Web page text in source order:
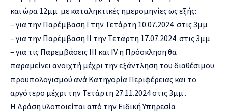
και ώρα 12μμ με καταληκτικές ημερομηνίες ως εξής:
– για την Παρέμβαση Ι την Τετάρτη 10.07.2024 στις 3μμ
– για την Παρέμβαση ΙΙ την Τετάρτη 17.07.2024 στις 3μμ
– για τις Παρεμβάσεις ΙΙΙ και IV η Πρόσκληση θα
παραμείνει ανοιχτή μέχρι την εξάντληση του διαθέσιμου
προϋπολογισμού ανά Κατηγορία Περιφέρειας και το
αργότερο μέχρι την Τετάρτη 27.11.2024 στις 3μμ .
Η Δράση υλοποιείται από την Ειδική Υπηρεσία